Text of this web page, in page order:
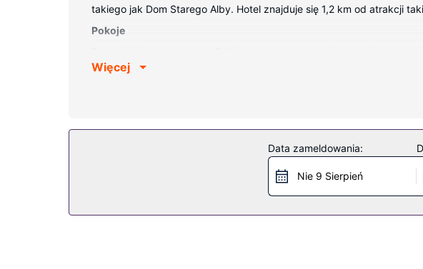
takiego jak Dom Starego Alby. Hotel znajduje się 1,2 km od atrakcji
Pokoje
łączność ze światem, a telewizja cyfrowa — rozrywkę. Prywatna
W obiekcie ibis Albi apetyt gości zaspokoi bar zakąskowy/
jest podawane codziennie od 6 do 10 za opłatą.
Więcej
Data zameldowania:
Nie 9 Sierpień